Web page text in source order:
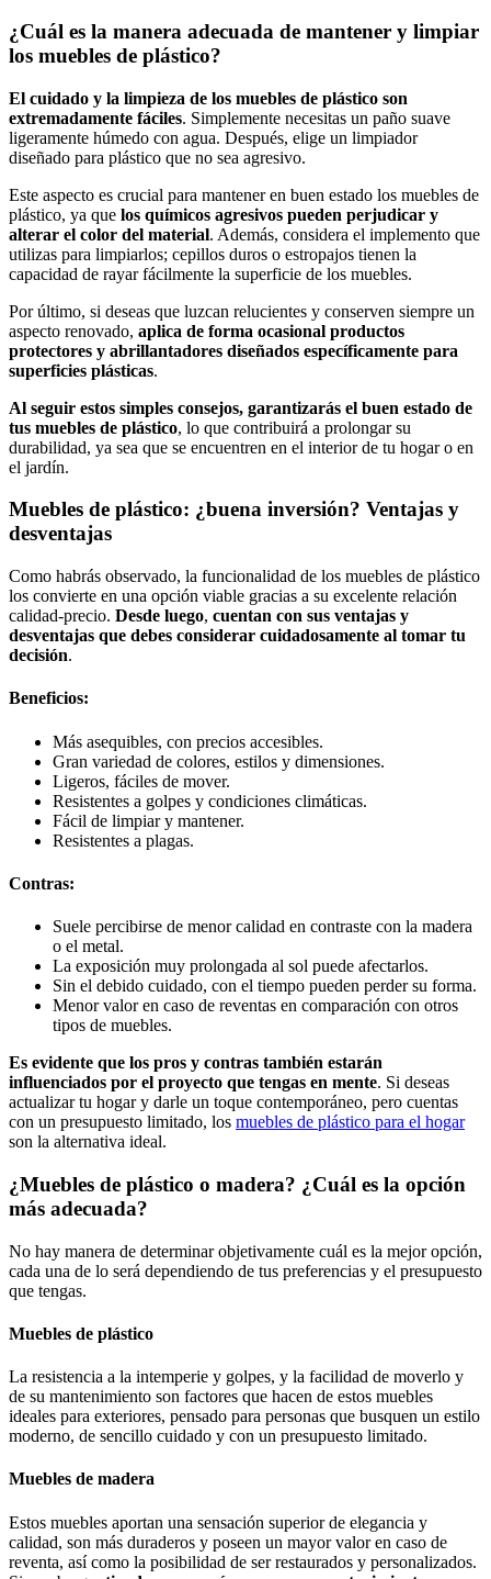
¿Cuál es la manera adecuada de mantener y limpiar
los muebles de plástico?
El cuidado y la limpieza de los muebles de plástico son
extremadamente fáciles. Simplemente necesitas un paño suave
ligeramente húmedo con agua. Después, elige un limpiador
diseñado para plástico que no sea agresivo.
Este aspecto es crucial para mantener en buen estado los muebles de
plástico, ya que los químicos agresivos pueden perjudicar y
alterar el color del material. Además, considera el implemento que
utilizas para limpiarlos; cepillos duros o estropajos tienen la
capacidad de rayar fácilmente la superficie de los muebles.
Por último, si deseas que luzcan relucientes y conserven siempre un
aspecto renovado, aplica de forma ocasional productos
protectores y abrillantadores diseñados específicamente para
superficies plásticas.
Al seguir estos simples consejos, garantizarás el buen estado de
tus muebles de plástico, lo que contribuirá a prolongar su
durabilidad, ya sea que se encuentren en el interior de tu hogar o en
el jardín.
Muebles de plástico: ¿buena inversión? Ventajas y
desventajas
Como habrás observado, la funcionalidad de los muebles de plástico
los convierte en una opción viable gracias a su excelente relación
calidad-precio. Desde luego, cuentan con sus ventajas y
desventajas que debes considerar cuidadosamente al tomar tu
decisión.
Beneficios:
Más asequibles, con precios accesibles.
Gran variedad de colores, estilos y dimensiones.
Ligeros, fáciles de mover.
Resistentes a golpes y condiciones climáticas.
Fácil de limpiar y mantener.
Resistentes a plagas.
Contras:
Suele percibirse de menor calidad en contraste con la madera
o el metal.
La exposición muy prolongada al sol puede afectarlos.
Sin el debido cuidado, con el tiempo pueden perder su forma.
Menor valor en caso de reventas en comparación con otros
tipos de muebles.
Es evidente que los pros y contras también estarán
influenciados por el proyecto que tengas en mente. Si deseas
actualizar tu hogar y darle un toque contemporáneo, pero cuentas
con un presupuesto limitado, los muebles de plástico para el hogar
son la alternativa ideal.
¿Muebles de plástico o madera? ¿Cuál es la opción
más adecuada?
No hay manera de determinar objetivamente cuál es la mejor opción,
cada una de lo será dependiendo de tus preferencias y el presupuesto
que tengas.
Muebles de plástico
La resistencia a la intemperie y golpes, y la facilidad de moverlo y
de su mantenimiento son factores que hacen de estos muebles
ideales para exteriores, pensado para personas que busquen un estilo
moderno, de sencillo cuidado y con un presupuesto limitado.
Muebles de madera
Estos muebles aportan una sensación superior de elegancia y
calidad, son más duraderos y poseen un mayor valor en caso de
reventa, así como la posibilidad de ser restaurados y personalizados.